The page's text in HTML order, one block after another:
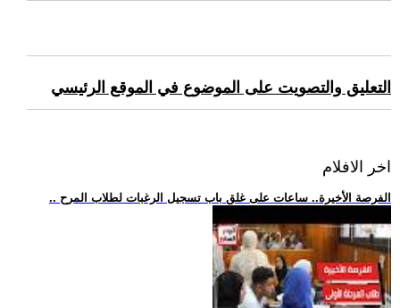
التعليق والتصويت على الموضوع في الموقع الرئيسي
اخر الافلام
.. الفرصة الأخيرة.. ساعات على غلق باب تسجيل الرغبات لطلاب المرح